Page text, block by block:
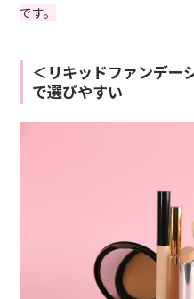
です。
＜リキッドファンデー
で選びやすい